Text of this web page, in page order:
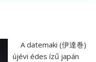
A datemaki (伊達巻)
újévi édes ízű japán